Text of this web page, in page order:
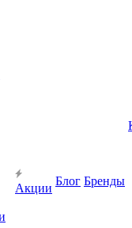
Акции
Блог Бренды